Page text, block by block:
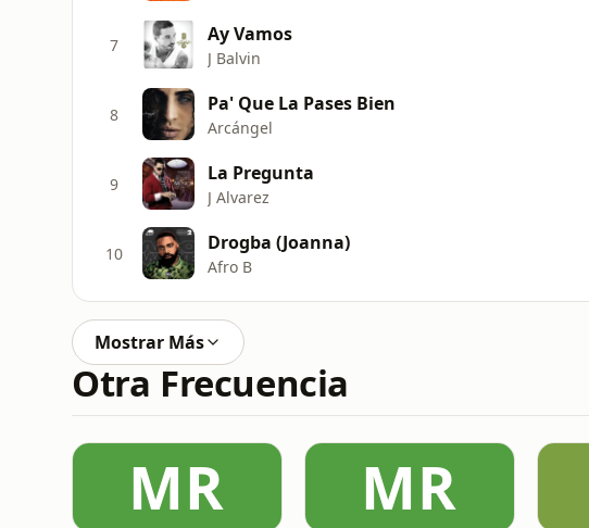
7 Ay Vamos
J Balvin
8 Pa' Que La Pases Bien
Arcángel
9 La Pregunta
J Alvarez
10 Drogba (Joanna)
Afro B
Mostrar Más
Otra Frecuencia
MR MR